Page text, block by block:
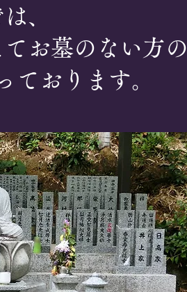
、
お墓のない方の
ております。